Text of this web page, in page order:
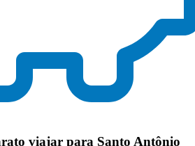
viajar para Santo Antônio